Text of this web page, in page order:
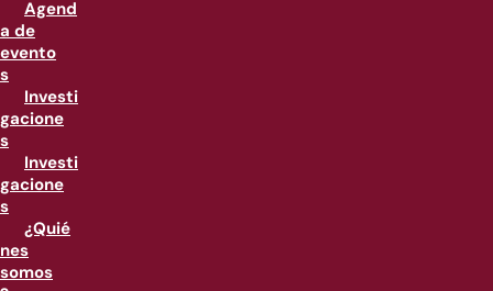
Agend
a de
evento
s
Investi
gacione
s
Investi
gacione
s
¿Quié
nes
somos